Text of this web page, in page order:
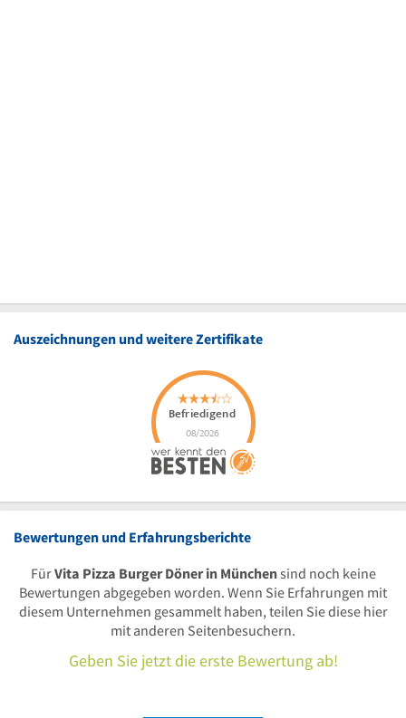
Auszeichnungen und weitere Zertifikate
Bewertungen und Erfahrungsberichte
FürVita Pizza Burger Döner in Münchensind noch keine
Bewertungen abgegeben worden. Wenn Sie Erfahrungen mit
diesem Unternehmen gesammelt haben, teilen Sie diese hier
mit anderen Seitenbesuchern.
Geben Sie jetzt die erste Bewertung ab!